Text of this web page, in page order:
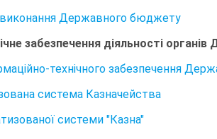
виконання Державного бюджету
забезпечення діяльності
технічного забезпечення
система Казначейства
системи "Казна"